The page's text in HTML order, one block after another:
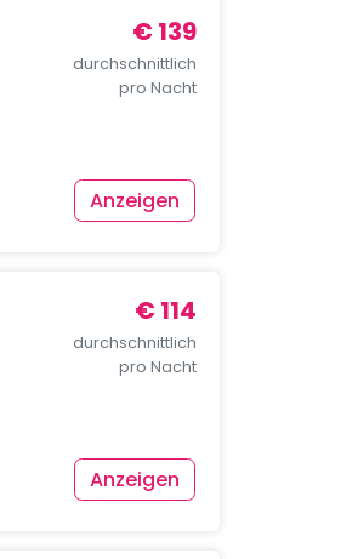
€ 139
durchschnittlich
pro Nacht
Anzeigen
€ 114
durchschnittlich
pro Nacht
Anzeigen